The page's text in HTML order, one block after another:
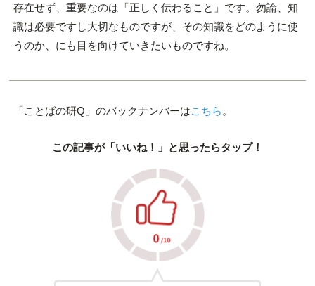
存在せず、重要なのは「正しく伝わること」です。勿論、知
識は必要ですし大切なものですが、その知識をどのように使
うのか、にも目を向けていきたいものですね。
「ことばの研Q」のバックナンバーはこちら 。
この記事が「いいね！」と思ったらタップ！